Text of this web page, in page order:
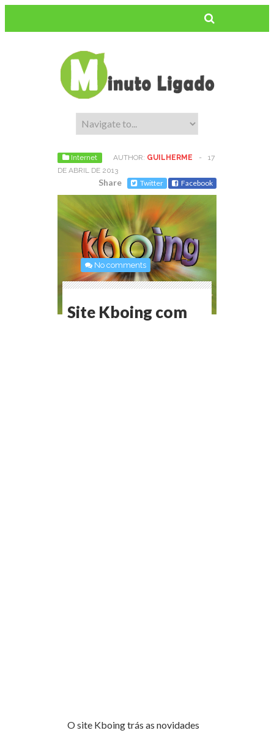
Internet AUTHOR: GUILHERME -
17
DE ABRIL DE 2013
Share Twitter Facebook
No comments
Site Kboing com
O site Kboing trás as novidades